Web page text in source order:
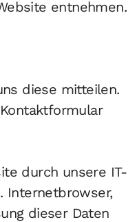
entnehmen.
diese mitteilen.
durch unsere IT-
Internetbrowser,
dieser Daten